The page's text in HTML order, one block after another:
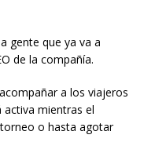
gente que ya va a
de la compañía.
a los viajeros
activa mientras el
o hasta agotar